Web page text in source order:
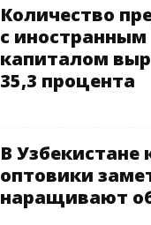
Количество
с иностранным
капиталом
35,3 процента
В Узбекистане
оптовики
наращивают